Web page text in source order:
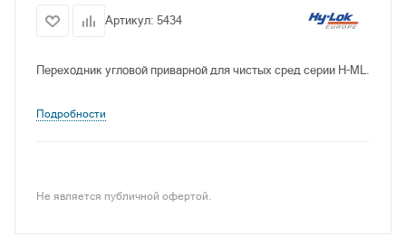
Артикул: 5434
Переходник угловой приварной для чистых сред серии H-ML.
Подробности
Не является публичной офертой.